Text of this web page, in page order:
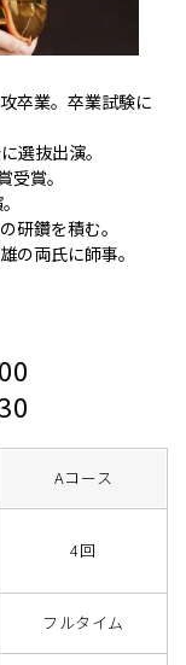
卒業。卒業試験に
選抜出演。
賞。
研鑽を積む。
の両氏に師事。
Aコース
4回
フルタイム